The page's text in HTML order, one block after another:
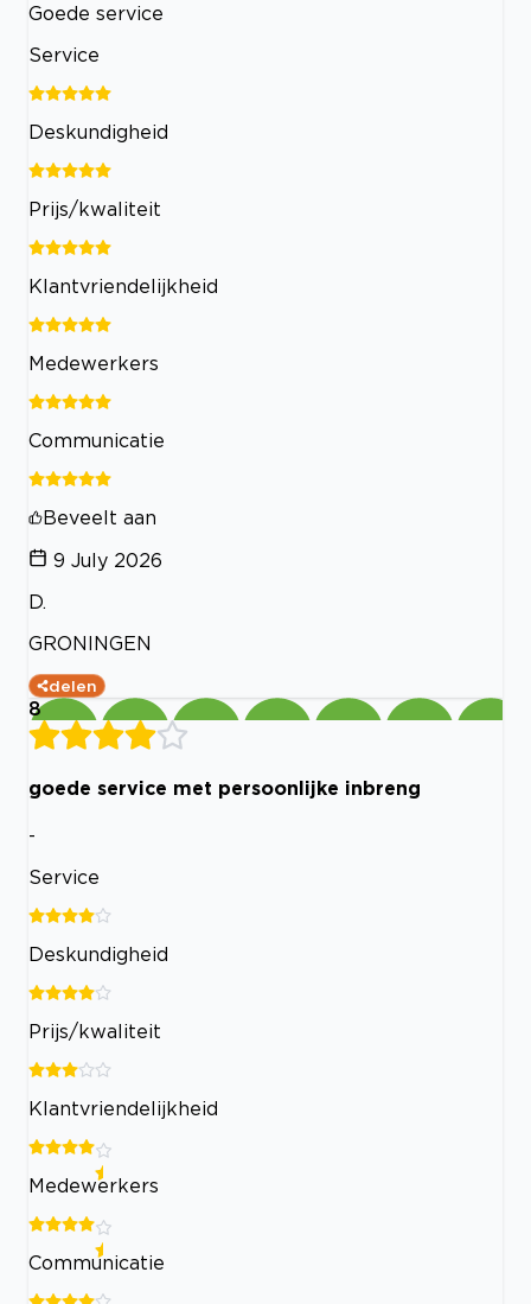
Goede service
Service
Deskundigheid
Prijs/kwaliteit
Klantvriendelijkheid
Medewerkers
Communicatie
Beveelt aan
9 July 2026
D.
GRONINGEN
delen
8
goede service met persoonlijke inbreng
-
Service
Deskundigheid
Prijs/kwaliteit
Klantvriendelijkheid
Medewerkers
Communicatie